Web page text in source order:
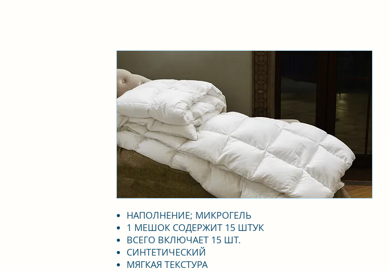
НАПОЛНЕНИЕ; МИКРОГЕЛЬ
1 МЕШОК СОДЕРЖИТ 15 ШТУК
ВСЕГО ВКЛЮЧАЕТ 15 ШТ.
СИНТЕТИЧЕСКИЙ
МЯГКАЯ ТЕКСТУРА